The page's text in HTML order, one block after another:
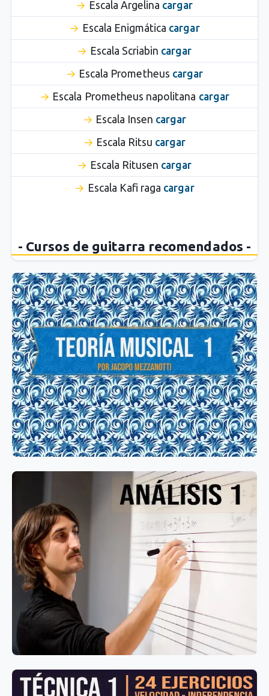
Escala Argelina cargar
Escala Enigmática cargar
Escala Scriabin cargar
Escala Prometheus cargar
Escala Prometheus napolitana cargar
Escala Insen cargar
Escala Ritsu cargar
Escala Ritusen cargar
Escala Kafi raga cargar
- Cursos de guitarra recomendados -